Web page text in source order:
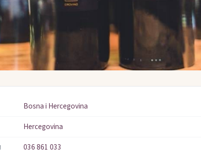
Bosna i Hercegovina
Hercegovina
036 861 033